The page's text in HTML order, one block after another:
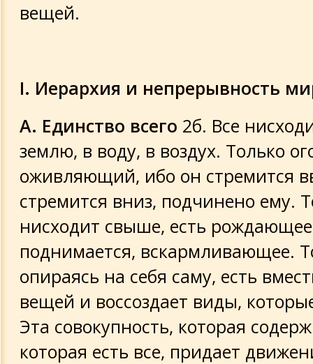
вещей.
I. Иерархия и непрерывность
А. Единство всего 2б. Все
землю, в воду, в воздух. Только
оживляющий, ибо он стремится
стремится вниз, подчинено ему.
нисходит свыше, есть
поднимается, вскармливающее.
опираясь на себя саму, есть
вещей и воссоздает виды,
Эта совокупность, которая
которая есть все, придает